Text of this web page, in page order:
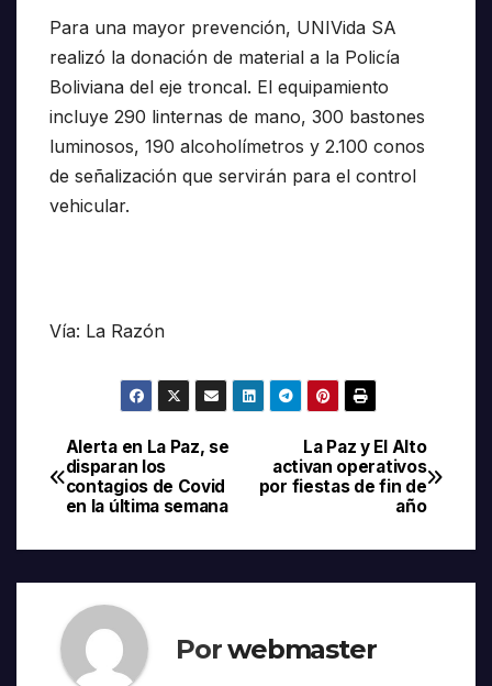
Para una mayor prevención, UNIVida SA
realizó la donación de material a la Policía
Boliviana del eje troncal. El equipamiento
incluye 290 linternas de mano, 300 bastones
luminosos, 190 alcoholímetros y 2.100 conos
de señalización que servirán para el control
vehicular.
Vía: La Razón
Navegación
de
entradas
La Paz y El Alto
activan operativos
por fiestas de fin de
año
Alerta en La Paz, se
disparan los
contagios de Covid
en la última semana
Porwebmaster